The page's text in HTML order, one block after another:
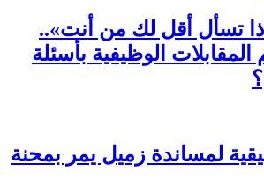
تسأل أقل لك من أنت»..
الوظيفية بأسئلة